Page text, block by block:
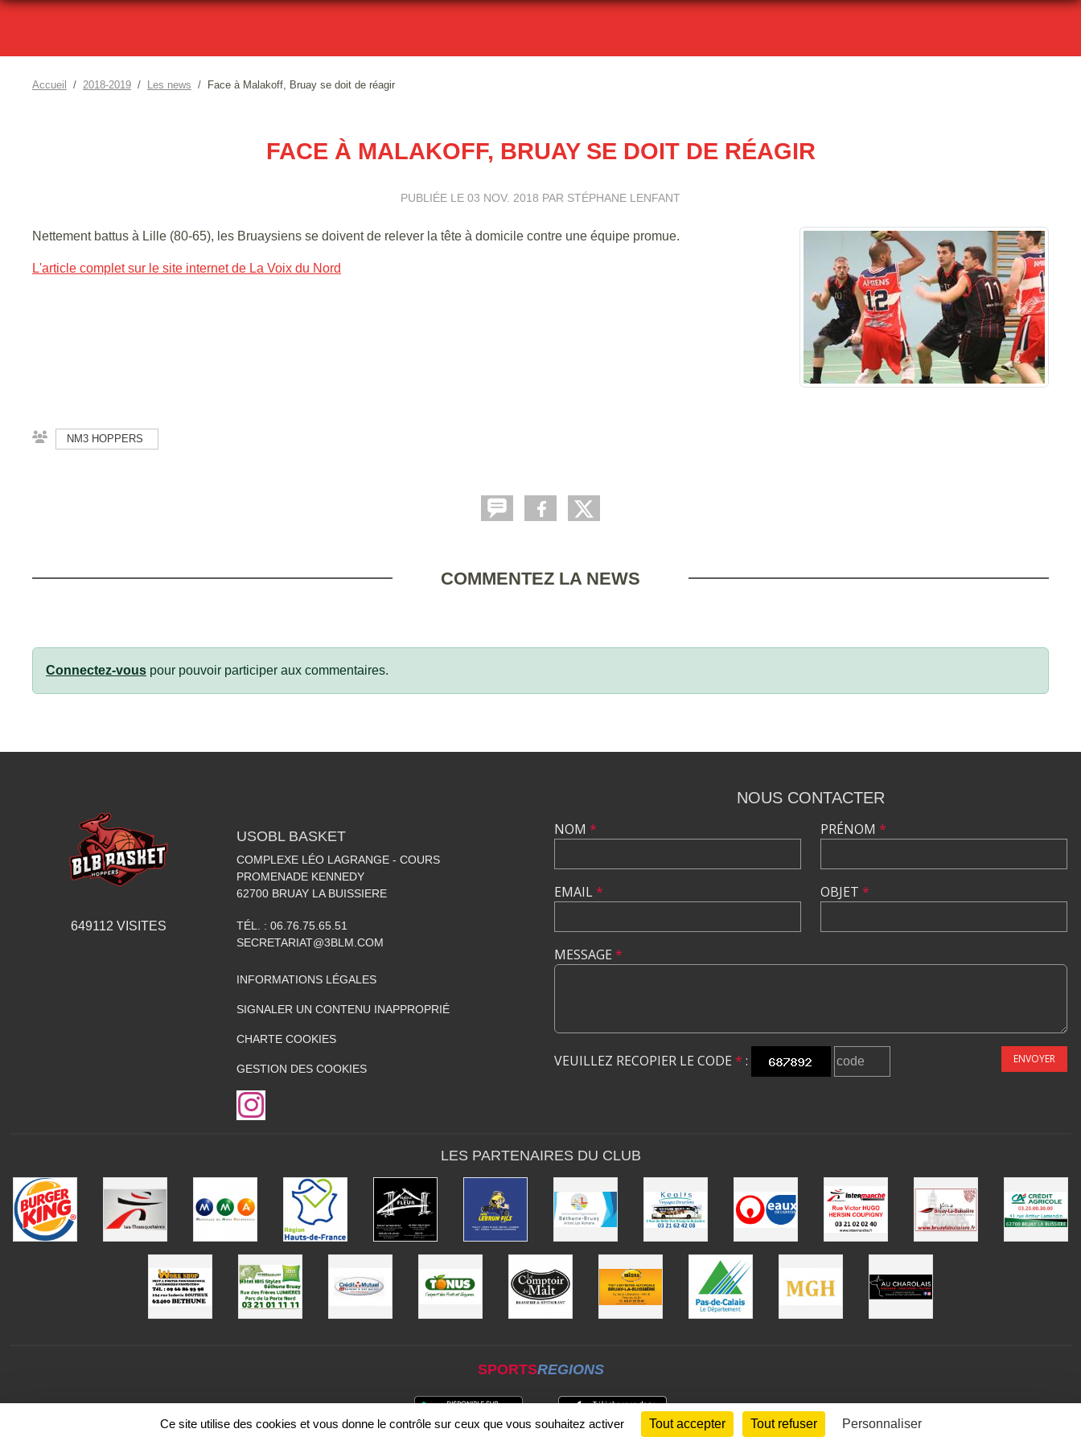
Accueil 2018-2019 Les news Face à Malakoff, Bruay se doit de réagir
FACE À MALAKOFF, BRUAY SE DOIT DE RÉAGIR
PUBLIÉE LE 03 NOV. 2018 PAR STÉPHANE LENFANT
Nettement battus à Lille (80-65), les Bruaysiens se doivent de relever la tête à domicile contre une équipe promue.
L'article complet sur le site internet de La Voix du Nord
NM3 HOPPERS
COMMENTEZ LA NEWS
Connectez-vous pour pouvoir participer aux commentaires.
649112 VISITES
USOBL BASKET
COMPLEXE LÉO LAGRANGE - COURS
PROMENADE KENNEDY
62700 BRUAY LA BUISSIERE
TÉL. : 06.76.75.65.51
SECRETARIAT@3BLM.COM
INFORMATIONS LÉGALES
SIGNALER UN CONTENU INAPPROPRIÉ
CHARTE COOKIES
GESTION DES COOKIES
NOUS CONTACTER
NOM *
EMAIL*
PRÉNOM *
OBJET *
MESSAGE *
VEUILLEZ RECOPIER LE CODE * : ENVOYER
LES PARTENAIRES DU CLUB
SPORTSREGIONS
Ce site utilise des cookies et vous donne le contrôle sur ceux que vous souhaitez activer Tout accepter Tout refuser Personnaliser